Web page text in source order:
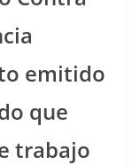
emitido
que
trabajo